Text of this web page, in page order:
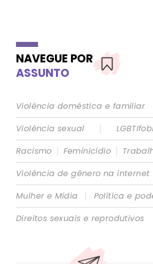
NAVEGUE POR
ASSUNTO
Violência doméstica e familiar
Violência sexual
|
Racismo | Feminicídio |
Violência de gênero na internet
Mulher e Mídia
|
Política e
Direitos sexuais e reprodutivos